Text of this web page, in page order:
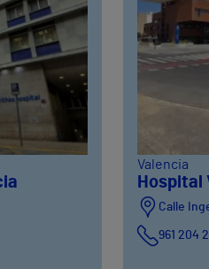
Valencia
Hospital
Calle
961 204